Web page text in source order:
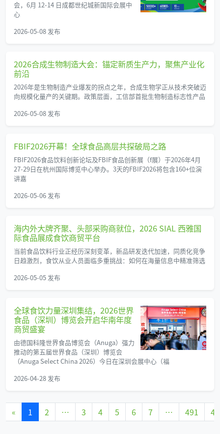
会，6月 12-14 日成都世纪城新国际会展中
心
2026-05-08 发布
2026合成生物制造大会：锚定新质生产力，聚焦产业化
前沿
2026年是生物制造产业爆发的拐点之年，合成生物学正从技术突破迈
向规模化量产的关键期。政策层面，工信部首批生物制造标志性产品
2026-05-08 发布
FBIF2026开幕！全球食品高层共探破局之路
FBIF2026食品饮料创新论坛及FBIF食品创新展（f展）于2026年4月
27-29日在杭州国际博览中心举办。3天的FBIF2026将包含160+位演
讲嘉
2026-05-06 发布
海内外大牌齐聚、头部采购商就位，2026 SIAL 西雅国
际食品展成食饮商贸平台
当前食品饮料行业正经历深刻变革，新品研发迭代加速，同质化竞争
日趋激烈，食饮从业人员面临多重挑战：如何在海量信息中精准筛选
2026-05-05 发布
全球食饮力量深圳集结，2026世界
食品（深圳）博览会开启华南年度
商贸盛宴
由德国科隆世界食品博览会（Anuga）强力
推动的第五届世界食品（深圳）博览会
（Anuga Select China 2026）今日在深圳会展中心（福
2026-04-28 发布
« 1 2 … 3 4 5 6 7 … 491